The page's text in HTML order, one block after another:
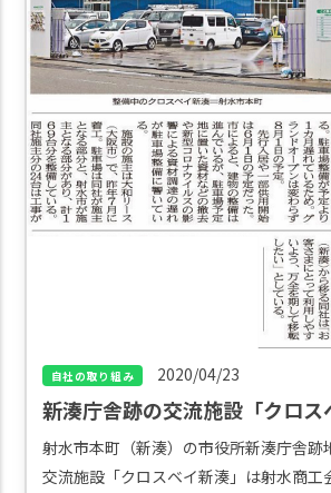
⾃社の取り組み 2020/04/23
新湊庁舎跡の交流施設「クロス
射水市本町（新湊）の市役所新湊庁舎跡
交流施設「クロスベイ新湊」は射水商工
1 2